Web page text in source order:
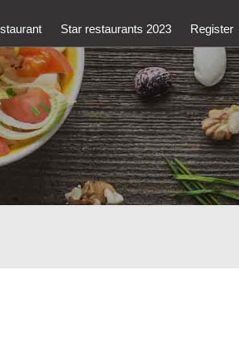
Star restaurants 2023 Register